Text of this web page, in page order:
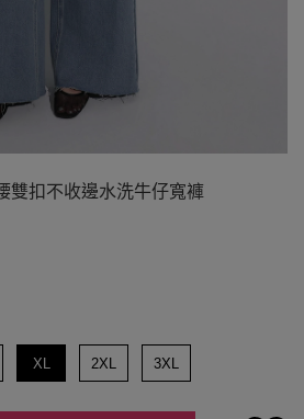
雙扣不收邊水洗牛仔寬褲
XL 2XL 3XL